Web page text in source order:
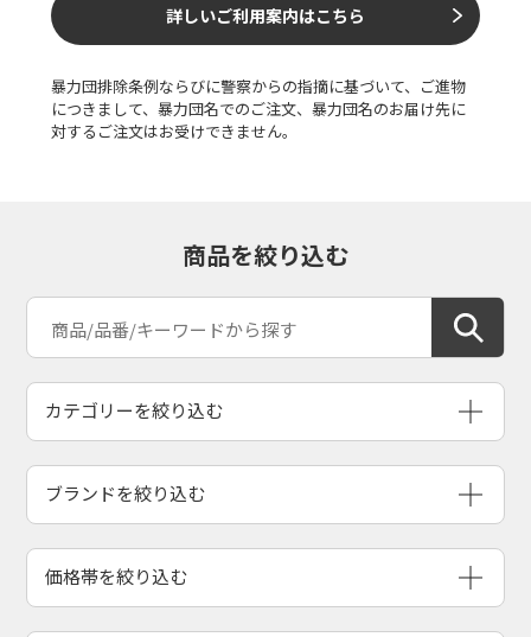
詳しいご利用案内はこちら
暴力団排除条例ならびに警察からの指摘に基づいて、ご進物
につきまして、暴力団名でのご注文、暴力団名のお届け先に
対するご注文はお受けできません。
商品を絞り込む
ブランドを絞り込む